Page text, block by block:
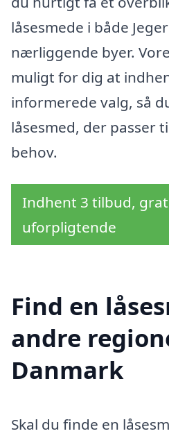
låsesmede i både
nærliggende byer.
muligt for dig at
informerede valg, så
låsesmed, der passer
behov.
Indhent 3 tilbud,
uforpligtende
Find en
andre
Danmark
Skal du finde en